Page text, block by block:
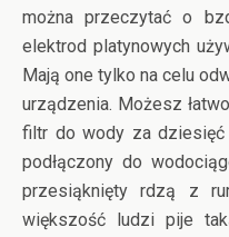
można przeczytać o
elektrod platynowych
Mają one tylko na celu
urządzenia. Możesz
filtr do wody za dziesięć
podłączony do
przesiąknięty rdzą z
większość ludzi pije